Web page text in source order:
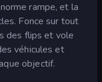
rampe, et la
Fonce sur tout
des flips et vole
véhicules et
objectif.